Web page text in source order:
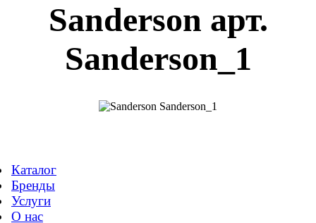
Sanderson арт.
Sanderson_1
Каталог
Бренды
Услуги
О нас